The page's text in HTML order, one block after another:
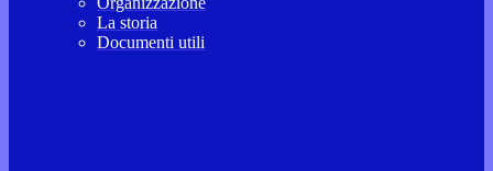
La storia
Documenti utili